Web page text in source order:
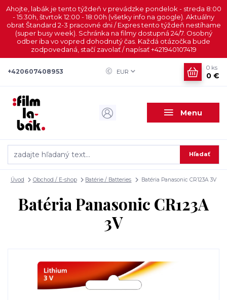
Ahojte, labák je tento týždeň v prevádzke pondelok - streda 8:00
- 15:30h, štvrtok 12:00 - 18:00h (všetky info na google). Aktuálny
obrat Štandard 2-3 pracovné dni / Expres tento týždeň nestíhame
(super busy week). Schránka na filmy dostupná 24/7. Osobný
odber iba vo vopred dohodnutý čas. Každá otázočka bude
zodpovedaná, stačí zavolať / napísať +421940107419
Menu
EUR
Hľadať
+420607408953
0 ks
0 €
Úvod Obchod / E-shop Batérie / Batteries Batéria Panasonic CR123A 3V
Batéria Panasonic CR123A
3V